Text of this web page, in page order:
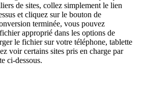
de sites, collez simplement le lien
et cliquez sur le bouton de
terminée, vous pouvez
approprié dans les options de
le fichier sur votre téléphone, tablette
voir certains sites pris en charge par
ci-dessous.